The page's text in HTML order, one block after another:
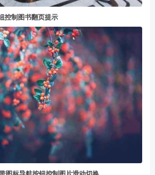
控制图书翻页提示
图标导航按钮控制图片滑动切换